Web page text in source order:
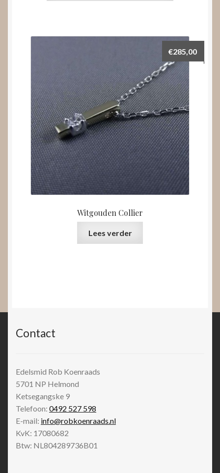
Witgouden Collier
€285,00
Lees verder
Contact
Edelsmid Rob Koenraads
5701 NP Helmond
Ketsegangske 9
Telefoon: 0492 527 598
E-mail: info@robkoenraads.nl
KvK: 17080682
Btw: NL804289736B01